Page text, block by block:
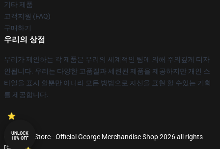
기타 제품
고객지원 (FAQ)
구매하기
우리의 상점
우리가 제안하는 각 제품은 우리의 세계적인 팀에 의해 주의깊게 디자
인됩니다. 우리는 다양한 고품질과 세련된 제품을 제공하지만 개인 스
타일을 표시 할뿐만 아니라 모든 방법으로 자신을 표현 할 수있는 기회
를 제공합니다.
© George Store - Official George Merchandise Shop 2026 all rights
reserved
UNLOCK
10% OFF